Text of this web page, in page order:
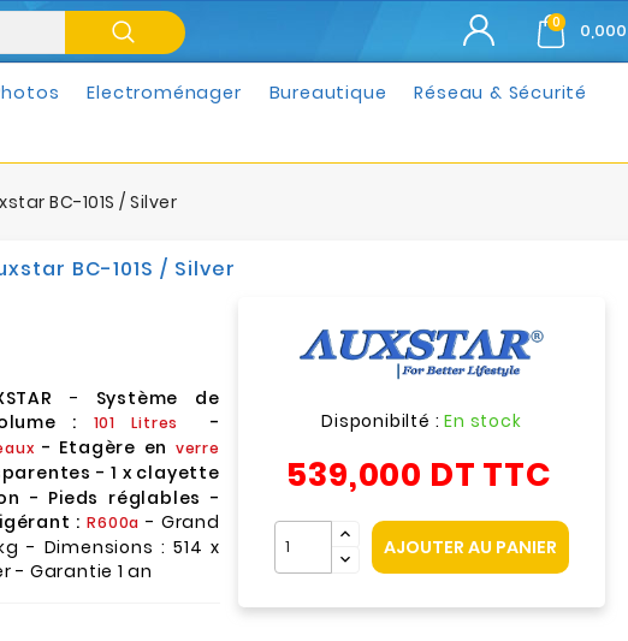
0
Electroménager Bureautique Réseau & Sécurité
BC-101S / Silver
BC-101S / Silver
- Système de
: 101 Litres
-
- Etagère en verre
- 1 x clayette
- Pieds réglables -
:R600a - Grand
- Dimensions : 514 x
- Garantie 1 an
Disponibilté :En stock
539,000 DT TTC
AJOUTER AU PANIER